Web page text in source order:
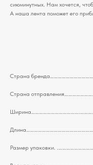
сиюминутных. Нам хочется,
А наша лента поможет его
Страна
Страна
Размер упаковки.